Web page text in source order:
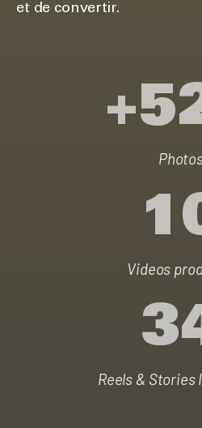
et de convertir.
+
Videos
Reels & Stories